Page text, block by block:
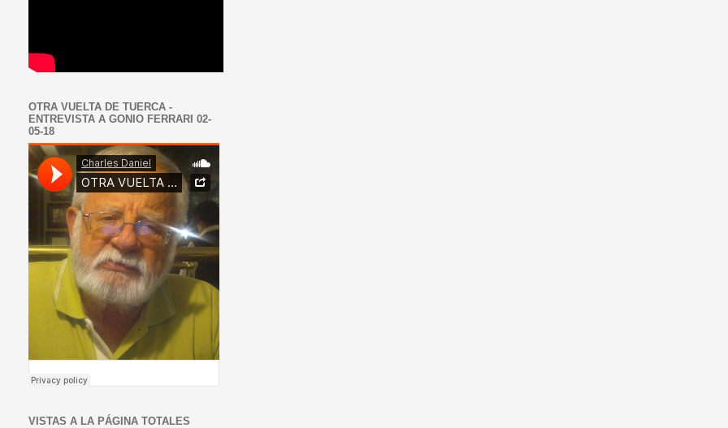
OTRA VUELTA DE TUERCA -
ENTREVISTA A GONIO FERRARI 02-
05-18
VISTAS A LA PÁGINA TOTALES